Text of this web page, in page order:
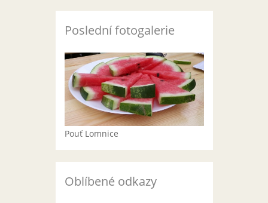
Poslední fotogalerie
Pouť Lomnice
Oblíbené odkazy